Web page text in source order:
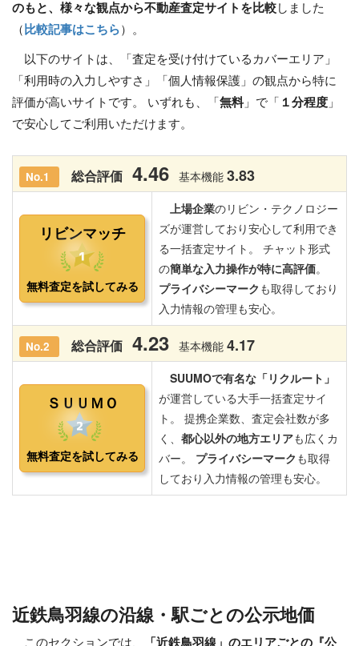
のもと、様々な観点から不動産査定サイトを比較 しました
（ 比較記事はこちら ）。
以下のサイトは、「査定を受け付けているカバーエリア」
「利用時の入力しやすさ」「個人情報保護」の観点から特に
評価が高いサイトです。 いずれも、「 無料」で「 １分程度 」
で安心してご利用いただけます。
近鉄鳥羽線の沿線・駅ごとの公示地価
このセクションでは、
「近鉄鳥羽線」のエリアごとの『公